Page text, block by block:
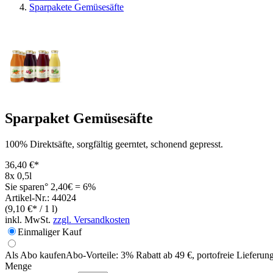
Sparpakete Gemüsesäfte
Sparpaket Gemüsesäfte
100% Direktsäfte, sorgfältig geerntet, schonend gepresst.
36,40 €*
8x 0,5l
Sie sparen° 2,40€ = 6%
Artikel-Nr.: 44024
(9,10 €* / 1 l)
inkl. MwSt. zzgl. Versandkosten
Einmaliger Kauf
Als Abo kaufenAbo-Vorteile: 3% Rabatt ab 49 €, portofreie
Menge